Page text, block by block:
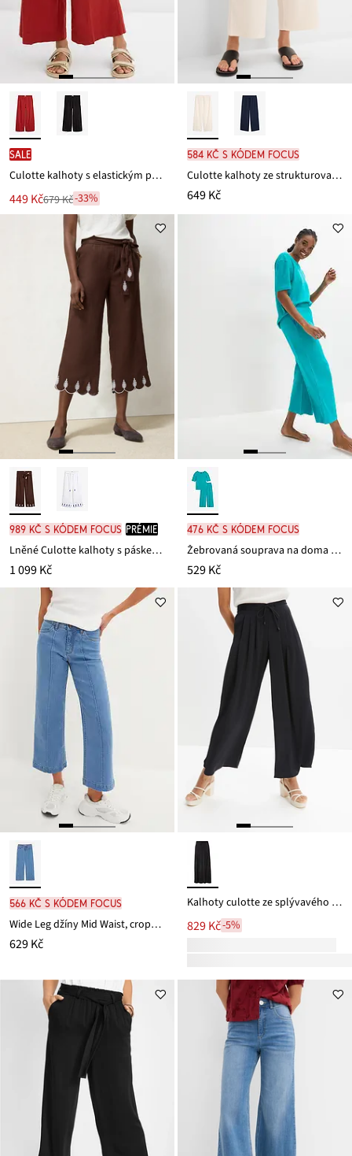
SALE
Culotte kalhoty s elastickým pasem, z viskózové směsi
Nová
cena
449 Kč
Zlevněno679 Kč-33%
584 Kč s kódem FOCUS
Culotte kalhoty ze strukturovaného materiálu
649 Kč
989 Kč s kódem FOCUS PRÉMIE
Lněné Culotte kalhoty s páskem (2dílná souprava)
1 099 Kč
476 Kč s kódem FOCUS
Žebrovaná souprava na doma s kalhotami Culotte
529 Kč
566 Kč s kódem FOCUS
Wide Leg džíny Mid Waist, cropped
629 Kč
Kalhoty culotte ze splývavého saténu
829 Kč-5%